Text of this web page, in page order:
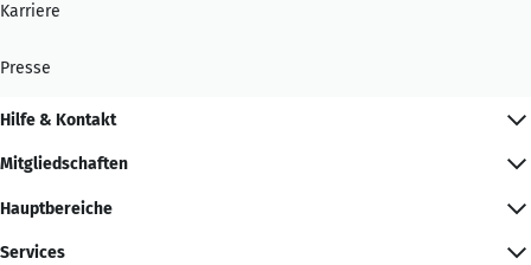
Karriere
Presse
Hilfe & Kontakt
Mitgliedschaften
Hauptbereiche
Services